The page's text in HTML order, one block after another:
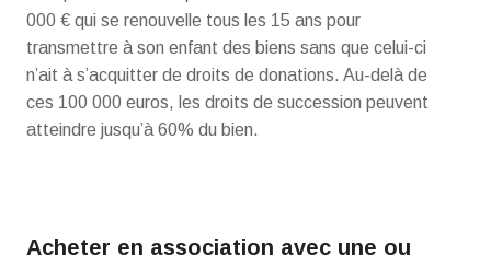
000 € qui se renouvelle tous les 15 ans pour
transmettre à son enfant des biens sans que celui-ci
n’ait à s’acquitter de droits de donations. Au-delà de
ces 100 000 euros, les droits de succession peuvent
atteindre jusqu’à 60% du bien.
Acheter en association avec une ou